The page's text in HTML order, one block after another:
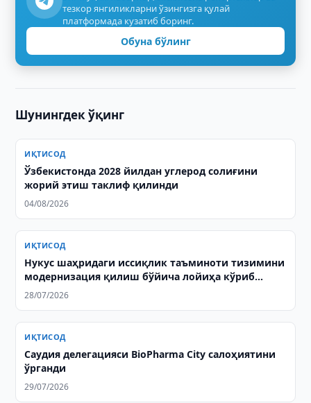
тезкор янгиликларни ўзингизга қулай
платформада кузатиб боринг.
Обуна бўлинг
Шунингдек ўқинг
ИҚТИСОД
Ўзбекистонда 2028 йилдан углерод солиғини
жорий этиш таклиф қилинди
04/08/2026
ИҚТИСОД
Нукус шаҳридаги иссиқлик таъминоти тизимини
модернизация қилиш бўйича лойиҳа кўриб
чиқилди
28/07/2026
ИҚТИСОД
Саудия делегацияси BioPharma City салоҳиятини
ўрганди
29/07/2026